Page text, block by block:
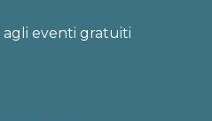
agli eventi gratuiti